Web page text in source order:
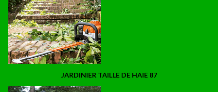
JARDINIER TAILLE DE HAIE 87